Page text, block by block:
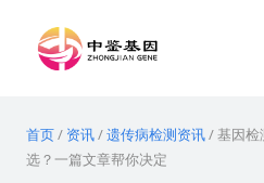
首页/ 资讯/遗传病检测资讯/基因检
选？一篇文章帮你决定